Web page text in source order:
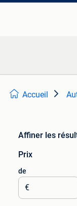
Accueil
Affiner les
Prix
de
€